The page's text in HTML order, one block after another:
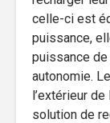
celle-ci est
puissance,
puissance
autonomie.
l’extérieur
solution de